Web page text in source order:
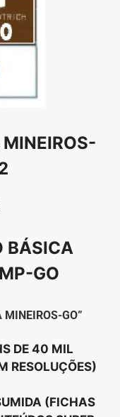
BÁSICA
GO
GO”
DE 40 MIL
RESOLUÇÕES)
(FICHAS